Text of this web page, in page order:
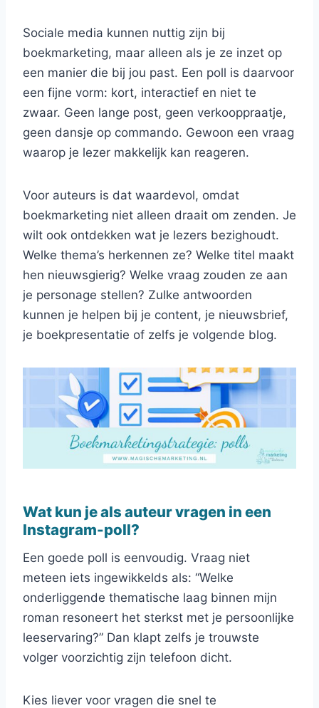
Sociale media kunnen nuttig zijn bij
boekmarketing, maar alleen als je ze inzet op
een manier die bij jou past. Een poll is daarvoor
een fijne vorm: kort, interactief en niet te
zwaar. Geen lange post, geen verkooppraatje,
geen dansje op commando. Gewoon een vraag
waarop je lezer makkelijk kan reageren.
Voor auteurs is dat waardevol, omdat
boekmarketing niet alleen draait om zenden. Je
wilt ook ontdekken wat je lezers bezighoudt.
Welke thema’s herkennen ze? Welke titel maakt
hen nieuwsgierig? Welke vraag zouden ze aan
je personage stellen? Zulke antwoorden
kunnen je helpen bij je content, je nieuwsbrief,
je boekpresentatie of zelfs je volgende blog.
Wat kun je als auteur vragen in een
Instagram-poll?
Een goede poll is eenvoudig. Vraag niet
meteen iets ingewikkelds als: “Welke
onderliggende thematische laag binnen mijn
roman resoneert het sterkst met je persoonlijke
leeservaring?” Dan klapt zelfs je trouwste
volger voorzichtig zijn telefoon dicht.
Kies liever voor vragen die snel te